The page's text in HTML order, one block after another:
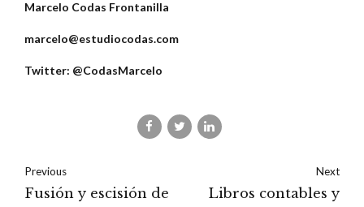
Marcelo Codas Frontanilla
marcelo@estudiocodas.com
Twitter: @CodasMarcelo
Previous
Fusión y escisión de
Next
Libros contables y